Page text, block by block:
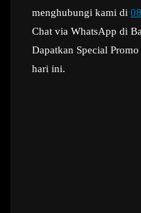
menghubungi kami di
Chat via WhatsApp di
Dapatkan Special
hari ini.